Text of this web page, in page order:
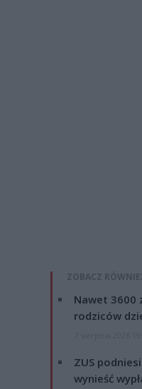
ZOBACZ
Nawet 3600
rodziców
ZUS
wynieść